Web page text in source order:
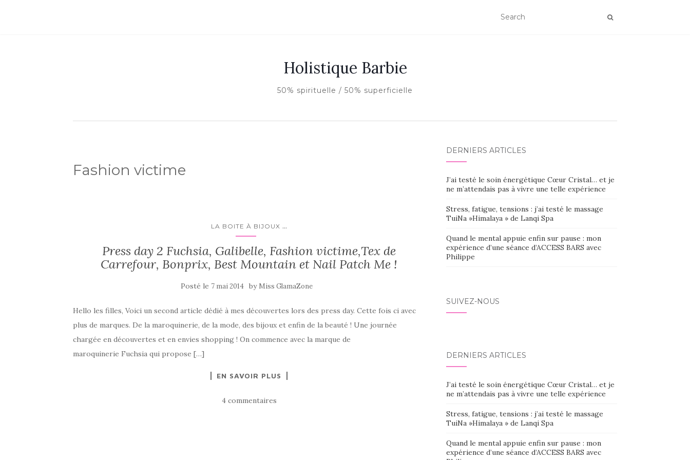
Holistique Barbie
50% spirituelle / 50% superficielle
Fashion victime
LA BOITE À BIJOUX ...
Press day 2 Fuchsia, Galibelle, Fashion victime,Tex de
Carrefour, Bonprix, Best Mountain et Nail Patch Me !
Posté le 7 mai 2014 by Miss GlamaZone
Hello les filles, Voici un second article dédié à mes découvertes lors des press day. Cette fois ci avec
plus de marques. De la maroquinerie, de la mode, des bijoux et enfin de la beauté ! Une journée
chargée en découvertes et en envies shopping ! On commence avec la marque de
maroquinerie Fuchsia qui propose […]
EN SAVOIR PLUS
4 commentaires
DERNIERS ARTICLES
J’ai testé le soin énergétique Cœur Cristal… et je
ne m’attendais pas à vivre une telle expérience
Stress, fatigue, tensions : j’ai testé le massage
TuiNa »Himalaya » de Lanqi Spa
Quand le mental appuie enfin sur pause : mon
expérience d’une séance d’ACCESS BARS avec
Philippe
SUIVEZ-NOUS
DERNIERS ARTICLES
J’ai testé le soin énergétique Cœur Cristal… et je
ne m’attendais pas à vivre une telle expérience
Stress, fatigue, tensions : j’ai testé le massage
TuiNa »Himalaya » de Lanqi Spa
Quand le mental appuie enfin sur pause : mon
expérience d’une séance d’ACCESS BARS avec